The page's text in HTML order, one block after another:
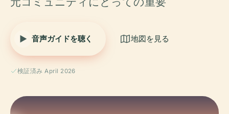
音声ガイドを聴く 地図を見る
検証済み April 2026